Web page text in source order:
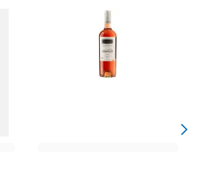
além de um leve
é equilibrado, com uma
que torna cada gole uma
Ideal para ser servido bem